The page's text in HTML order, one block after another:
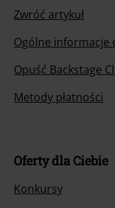
Zwróć artykuł
Ogólne informacje
Opuść Backstage
Metody płatności
Oferty dla Ciebie
Konkursy